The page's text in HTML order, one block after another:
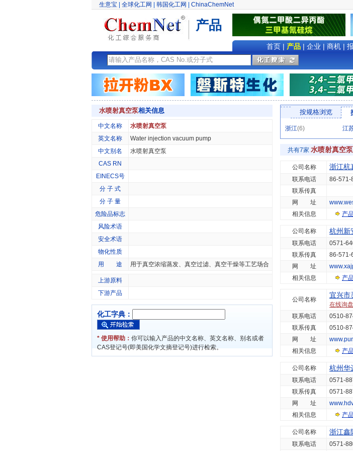
生意宝 全球化工网 韩国化工网 ChinaChemNet
产品
首页| 产品| 企业 | 商机|
水喷射真空泵相关信息
中文名称
水喷射真空泵
英文名称
Water injection vacuum pump
中文别名
水喷射真空泵
CAS RN
EINECS号
分 子 式
分 子 量
危险品标志
风险术语
安全术语
物化性质
用 途
用于真空浓缩蒸发、真空过滤、真空干燥等工艺场合
上游原料
下游产品
化工字典：
* 使用帮助： 你可以输入产品的中文名称、英文名称、别名或者
CAS登记号(即美国化学文摘登记号)进行检索。
按规格浏览
浙江(6) 江
共有7家 水喷射真空泵
公司名称 浙江杭
联系电话
86-571-
联系传真
网 址
相关信息
产
公司名称 杭州新
联系电话
0571-
联系传真
86-571-
网 址
相关信息
产
公司名称
宜兴市
在线询盘
联系电话
0510-
联系传真
0510-
网 址
相关信息
产
公司名称 杭州华
联系电话
0571-
联系传真
0571-
网 址
相关信息
产
公司名称 浙江鑫
联系电话 0571-